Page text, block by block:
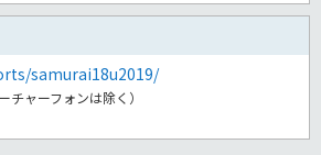
samurai18u2019/
ャーフォンは除く）